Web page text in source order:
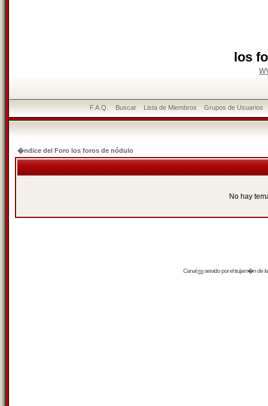
los
F.A.Q. Buscar Lista de Miembros Grupos de Usuarios
�ndice del Foro los foros de nódulo
No hay
Canalrssservido por eltrujam�nde